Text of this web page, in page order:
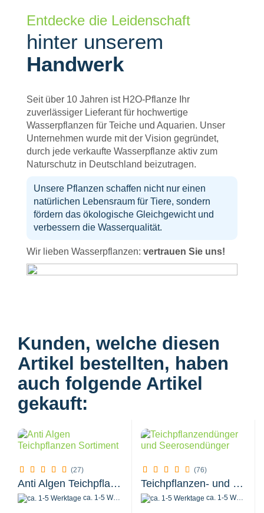
Entdecke die Leidenschaft
hinter unserem
Handwerk
Seit über 10 Jahren ist H2O-Pflanze Ihr
zuverlässiger Lieferant für hochwertige
Wasserpflanzen für Teiche und Aquarien. Unser
Unternehmen wurde mit der Vision gegründet,
durch jede verkaufte Wasserpflanze aktiv zum
Naturschutz in Deutschland beizutragen.
Unsere Pflanzen schaffen nicht nur einen
natürlichen Lebensraum für Tiere, sondern
fördern das ökologische Gleichgewicht und
verbessern die Wasserqualität.
Wir lieben Wasserpflanzen: vertrauen Sie uns!
Kunden, welche diesen
Artikel bestellten, haben
auch folgende Artikel
gekauft:
(27)
Anti Algen Teichpflanzen Sortiment
ca. 1-5 Werktage
(76)
Teichpflanzen- und Seerosendünger 8 Stück...
ca. 1-5 Werktage